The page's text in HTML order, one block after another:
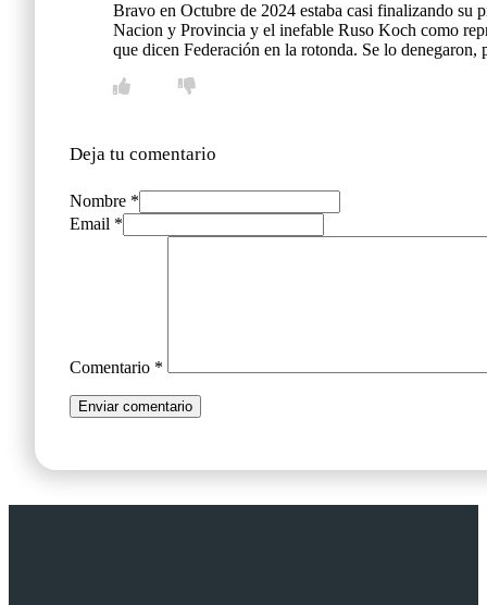
Bravo en Octubre de 2024 estaba casi finalizando su
Nacion y Provincia y el inefable Ruso Koch como
que dicen Federación en la rotonda. Se lo
Deja tu comentario
Nombre *
Email *
Comentario *